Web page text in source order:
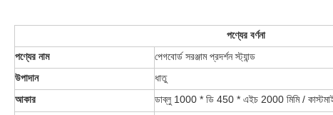
পণ্যের বর্ণনা
পণ্যের নাম
পেগবোর্ড সরঞ্জাম প্রদর্শন স্ট্যান্ড
উপাদান
ধাতু
আকার
ডাব্লু 1000 * ডি 450 * এইচ 2000 মিমি /